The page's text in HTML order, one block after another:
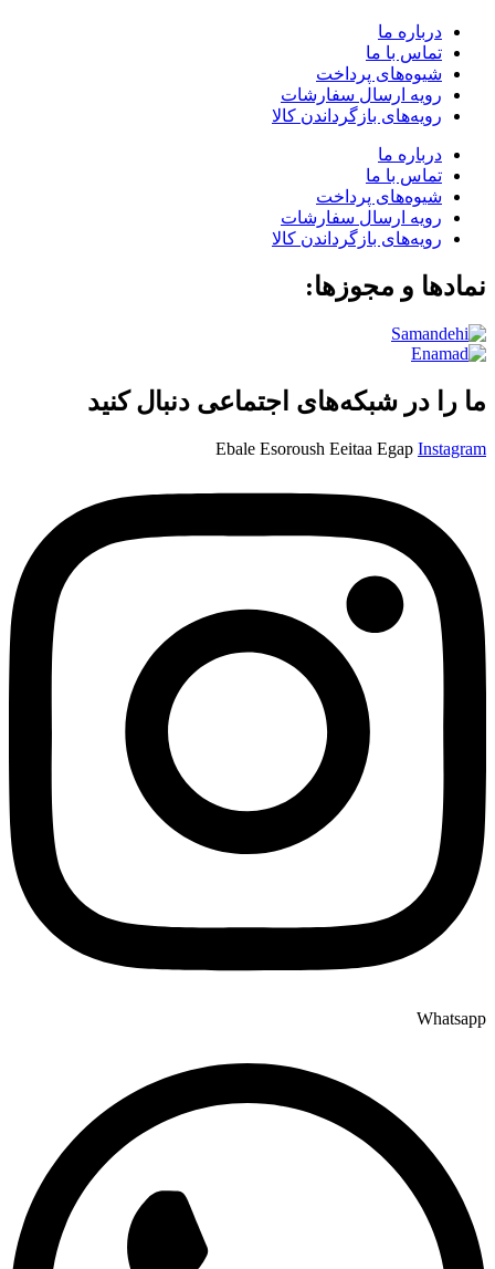
درباره ما
تماس با ما
شیوه‌های پرداخت
رویه ارسال سفارشات
رویه‌های بازگرداندن کالا
درباره ما
تماس با ما
شیوه‌های پرداخت
رویه ارسال سفارشات
رویه‌های بازگرداندن کالا
نمادها و مجوزها:
ما را در شبکه‌های اجتماعی دنبال کنید
Ebale Esoroush Eeitaa Egap Instagram
Whatsapp